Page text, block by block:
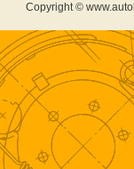
Copyright ©